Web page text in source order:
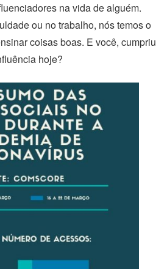
na vida de alguém.
ou no trabalho, nós temos o
coisas boas. E você, cumpriu
hoje?